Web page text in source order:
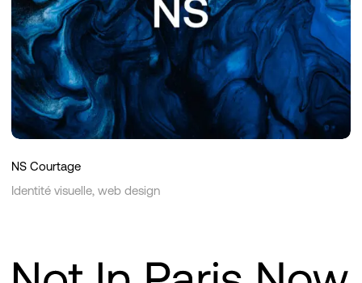
NS Courtage
Identité visuelle, web design